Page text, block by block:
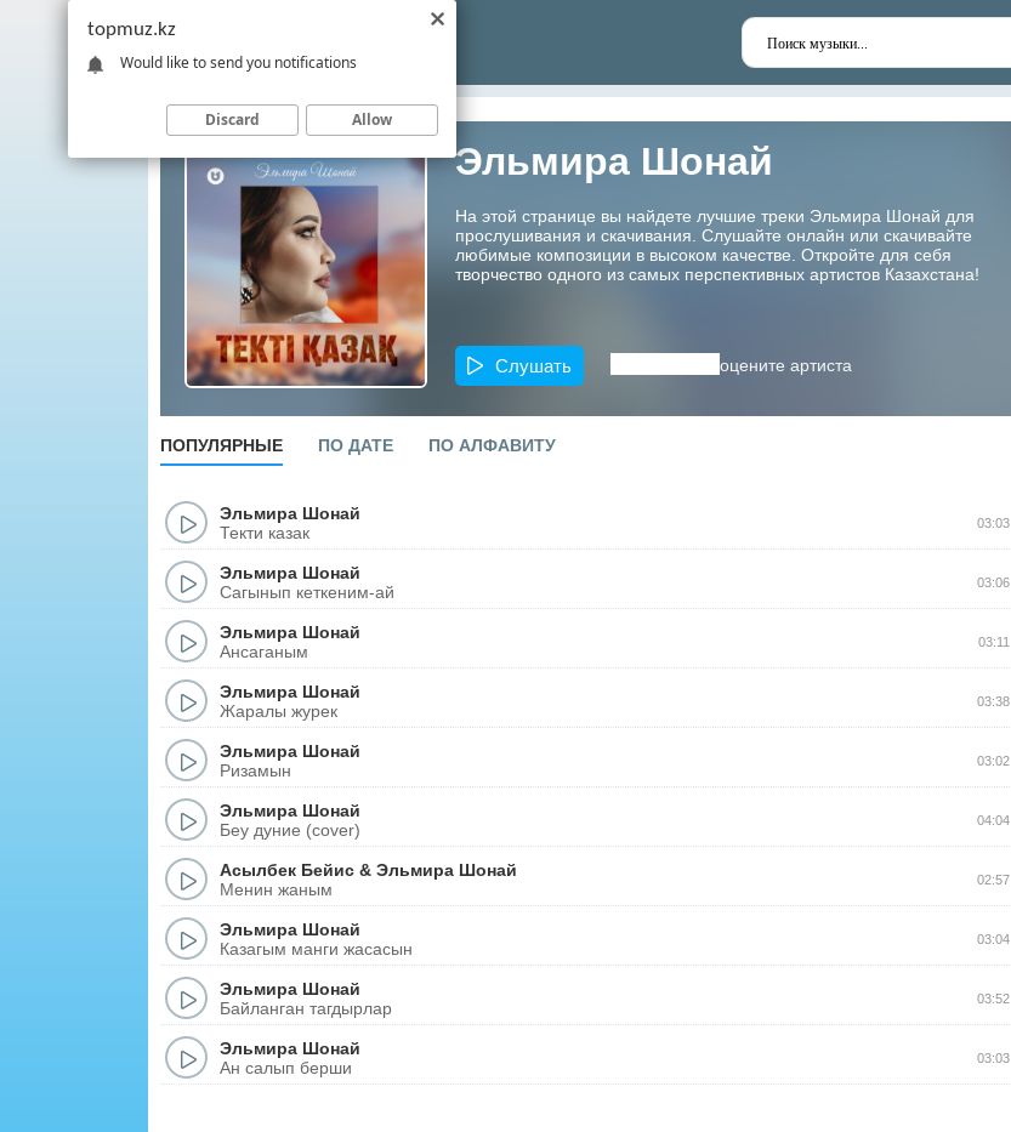
Эльмира Шонай
На этой странице вы найдете лучшие треки Эльмира Шонай для
прослушивания и скачивания. Слушайте онлайн или скачивайте
любимые композиции в высоком качестве. Откройте для себя
творчество одного из самых перспективных артистов Казахстана!
Слушать оцените артиста
ПОПУЛЯРНЫЕ ПО ДАТЕ ПО АЛФАВИТУ
Эльмира Шонай
Текти казак
03:03
Эльмира Шонай
Сагынып кеткеним-ай
03:06
Эльмира Шонай
Ансаганым
03:11
Эльмира Шонай
Жаралы журек
03:38
Эльмира Шонай
Ризамын
03:02
Эльмира Шонай
Беу дуние (cover)
04:04
Асылбек Бейис & Эльмира Шонай
Менин жаным
02:57
Эльмира Шонай
Казагым манги жасасын
03:04
Эльмира Шонай
Байланган тагдырлар
03:52
Эльмира Шонай
Ан салып берши
03:03
topmuz.kz
Would like to send you notifications
Discard Allow